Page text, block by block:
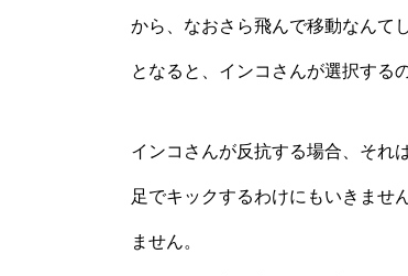
から、なおさら飛んで移動なんて
となると、インコさんが選択する
インコさんが反抗する場合、それ
足でキックするわけにもいきませ
ません。